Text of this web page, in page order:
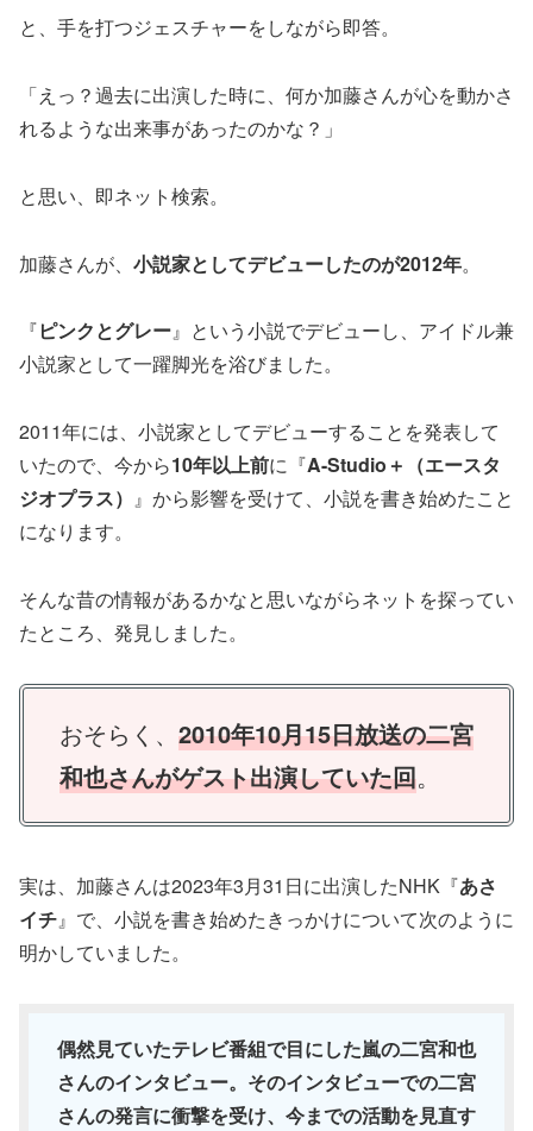
と、手を打つジェスチャーをしながら即答。
「えっ？過去に出演した時に、何か加藤さんが心を動かさ
れるような出来事があったのかな？」
と思い、即ネット検索。
加藤さんが、 小説家としてデビューしたのが2012年。
『ピンクとグレー』という小説でデビューし、アイドル兼
小説家として一躍脚光を浴びました。
2011年には、小説家としてデビューすることを発表して
いたので、今から10年以上前に『A-Studio＋（エースタ
ジオプラス） 』から影響を受けて、小説を書き始めたこと
になります。
そんな昔の情報があるかなと思いながらネットを探ってい
たところ、発見しました。
おそらく、 2010年10月15日放送の二宮
和也さんがゲスト出演していた回。
実は、加藤さんは2023年3月31日に出演したNHK『あさ
イチ』で、小説を書き始めたきっかけについて次のように
明かしていました。
偶然見ていたテレビ番組で目にした嵐の二宮和也
さんのインタビュー。そのインタビューでの二宮
さんの発言に衝撃を受け、今までの活動を見直す